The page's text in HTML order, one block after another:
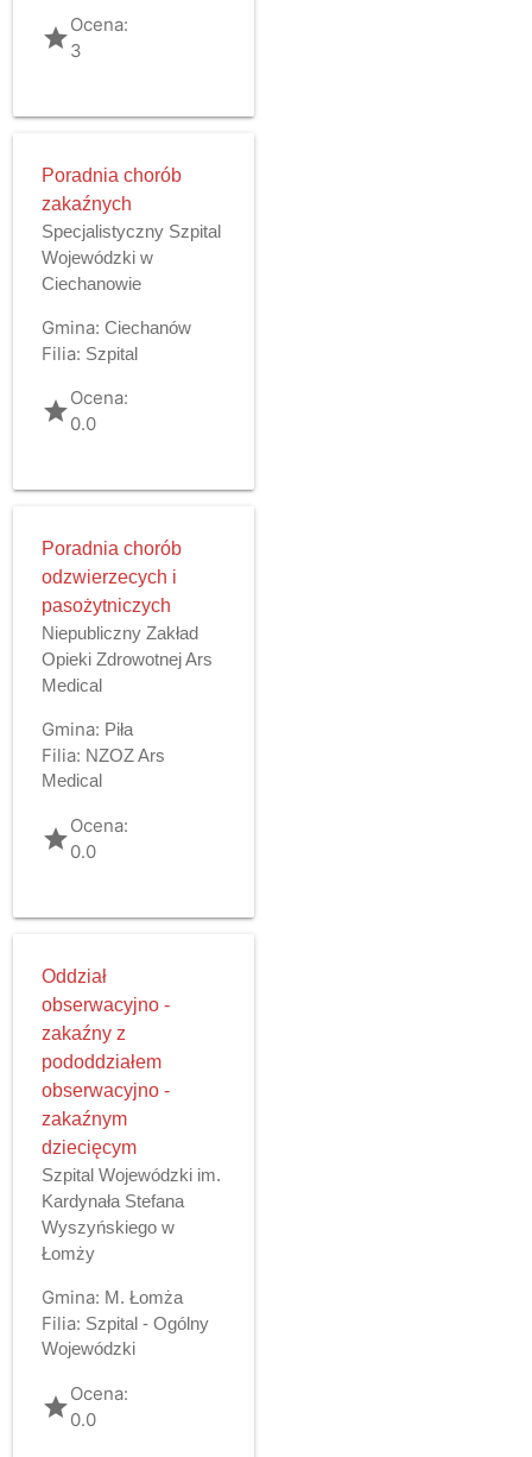
gradeOcena:
3
Poradnia chorób
zakaźnych
Specjalistyczny Szpital
Wojewódzki w
Ciechanowie
Gmina: Ciechanów
Filia: Szpital
gradeOcena:
0.0
Poradnia chorób
odzwierzecych i
pasożytniczych
Niepubliczny Zakład
Opieki Zdrowotnej Ars
Medical
Gmina: Piła
Filia: NZOZ Ars
Medical
gradeOcena:
0.0
Oddział
obserwacyjno -
zakaźny z
pododdziałem
obserwacyjno -
zakaźnym
dziecięcym
Szpital Wojewódzki im.
Kardynała Stefana
Wyszyńskiego w
Łomży
Gmina: M. Łomża
Filia: Szpital - Ogólny
Wojewódzki
gradeOcena:
0.0